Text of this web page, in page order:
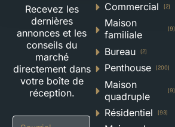
Recevez les
dernières
annonces et les
conseils du
marché
directement dans
votre boîte de
réception.
Commercial (2)
Maison
familiale
(9)
Bureau (2)
Penthouse (200)
Maison
quadruple
(9)
Résidentiel (93)